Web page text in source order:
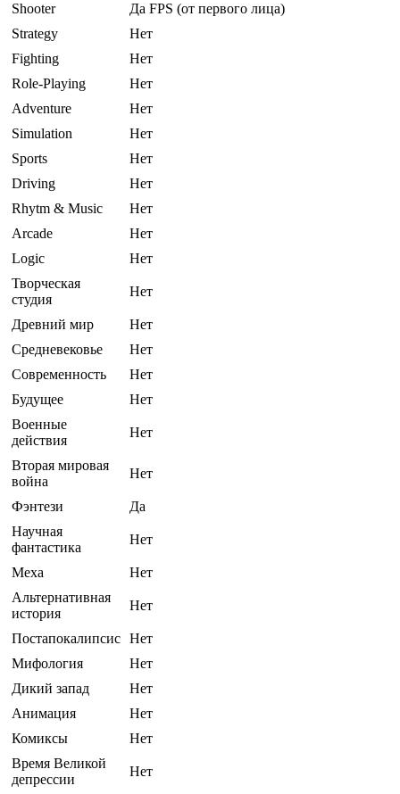
Shooter
Да FPS (от первого лица)
Strategy
Нет
Fighting
Нет
Role-Playing
Нет
Adventure
Нет
Simulation
Нет
Sports
Нет
Driving
Нет
Rhytm & Music
Нет
Arcade
Нет
Logic
Нет
Творческая
студия
Нет
Древний мир
Нет
Средневековье
Нет
Современность
Нет
Будущее
Нет
Военные
действия
Нет
Вторая мировая
война
Нет
Фэнтези
Да
Научная
фантастика
Нет
Меха
Нет
Альтернативная
история
Нет
Постапокалипсис Нет
Мифология
Нет
Дикий запад
Нет
Анимация
Нет
Комиксы
Нет
Время Великой
депрессии
Нет